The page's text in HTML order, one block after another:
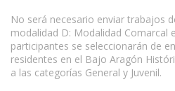
No será necesario enviar trabajos
modalidad D: Modalidad Comarcal
participantes se seleccionarán de
residentes en el Bajo Aragón
a las categorías General y Juvenil.